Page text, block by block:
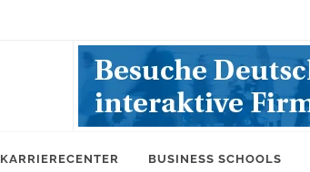
KARRIERECENTER BUSINESS SCHOOLS